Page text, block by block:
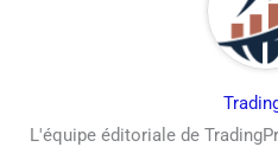
L'équipe éditoriale de